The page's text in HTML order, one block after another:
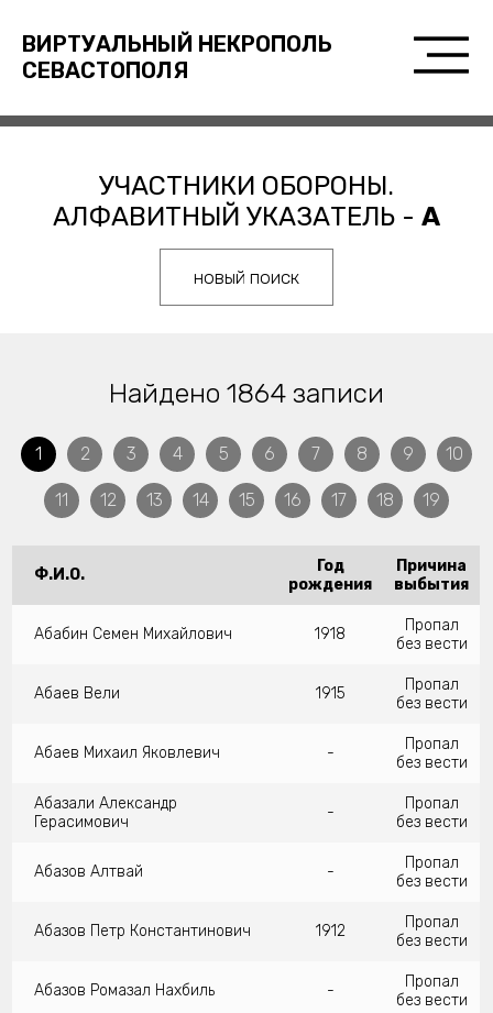
ВИРТУАЛЬНЫЙ НЕКРОПОЛЬ
СЕВАСТОПОЛЯ
УЧАСТНИКИ ОБОРОНЫ.
АЛФАВИТНЫЙ УКАЗАТЕЛЬ - А
новый поиск
Найдено 1864 записи
1 2 3 4 5 6 7 8 9 10
11 12 13 14 15 16 17 18 19
Ф.И.О.
Год
рождения
Причина
выбытия
Абабин Семен Михайлович 1918
Пропал
без вести
Абаев Вели 1915
Пропал
без вести
Абаев Михаил Яковлевич -
Пропал
без вести
Абазали Александр
Герасимович
-
Пропал
без вести
Абазов Алтвай -
Пропал
без вести
Абазов Петр Константинович 1912
Пропал
без вести
Абазов Ромазал Нахбиль -
Пропал
без вести